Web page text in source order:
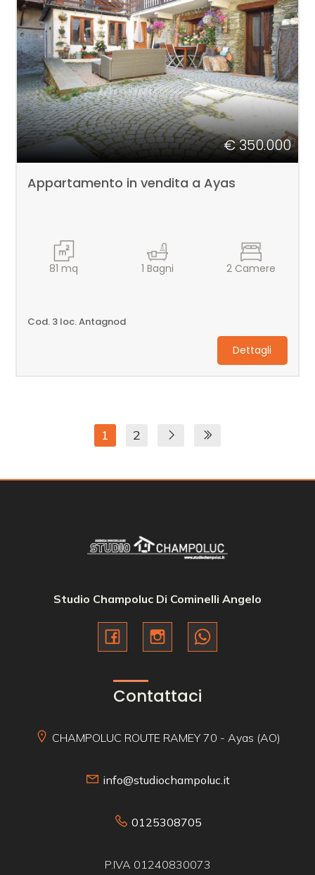
€ 350.000
Appartamento in vendita a Ayas
81 mq 1 Bagni 2 Camere
Cod. 3 loc. Antagnod
Dettagli
1 2
Studio Champoluc Di Cominelli Angelo
Contattaci
CHAMPOLUC ROUTE RAMEY 70 - Ayas (AO)
info@studiochampoluc.it
0125308705
P.IVA 01240830073